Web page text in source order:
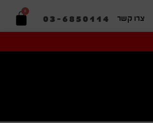
צרו קשר 03-6850114
0